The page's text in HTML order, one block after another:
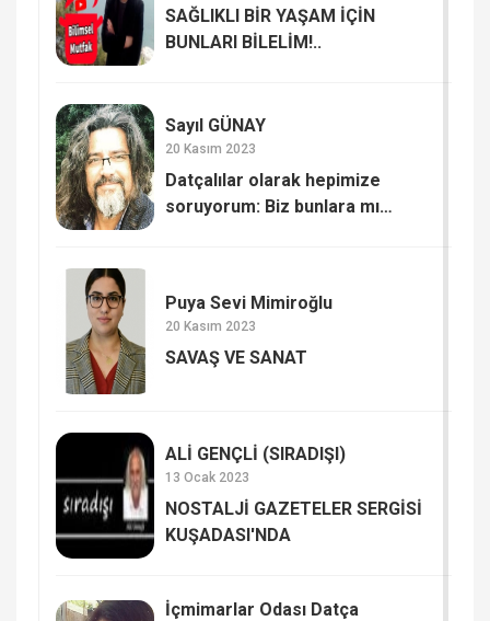
SAĞLIKLI BİR YAŞAM İÇİN
BUNLARI BİLELİM!..
Sayıl GÜNAY
20 Kasım 2023
Datçalılar olarak hepimize
soruyorum: Biz bunlara mı
Puya Sevi Mimiroğlu
20 Kasım 2023
SAVAŞ VE SANAT
ALİ GENÇLİ (SIRADIŞI)
13 Ocak 2023
NOSTALJİ GAZETELER SERGİSİ
KUŞADASI'NDA
İçmimarlar Odası Datça